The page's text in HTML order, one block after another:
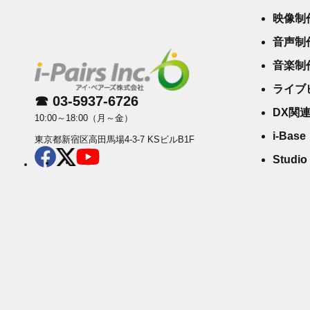
☎ 03-5937-6726
10:00～18:00（月～金）
東京都新宿区高田馬場4-3-7 KSビルB1F
映像制
音声制
音楽制
ライブ
DX関連
i-Base
Studio